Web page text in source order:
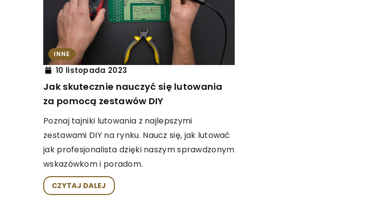
INNE
10 listopada 2023
Jak skutecznie nauczyć się lutowania
za pomocą zestawów DIY
Poznaj tajniki lutowania z najlepszymi
zestawami DIY na rynku. Naucz się, jak lutować
jak profesjonalista dzięki naszym sprawdzonym
wskazówkom i poradom.
CZYTAJ DALEJ
INNE
16 lipca 2023
Dziecięce akcesoria – Przewodnik dla
Ciebie do wyboru idealnych
produktów dla Twojego maluszka
Czy wiesz, że dziecięce akcesoria mogą
być zarówno funkcjonalne, jak i
zabawne? Odkryj świat kolorowych,
praktycznych i kreatywnych produktów,
które pomogą Ci zadbać o swoje